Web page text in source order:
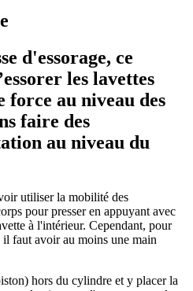
d'essorage, ce
les lavettes
force au niveau des
faire des
au niveau du
utiliser la mobilité des
pour presser en appuyant avec
à l'intérieur. Cependant, pour
faut avoir au moins une main
hors du cylindre et y placer la